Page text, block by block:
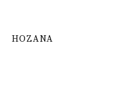
HOZANA